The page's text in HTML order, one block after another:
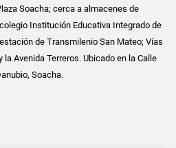
Soacha; cerca a almacenes de
Institución Educativa Integrado de
de Transmilenio San Mateo; Vías
Avenida Terreros. Ubicado en la Calle
Soacha.